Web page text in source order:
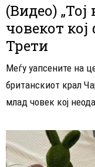
(Видео) „Тој
човекот
Трети
Меѓу уапсените на
британскиот крал
млад човек кој